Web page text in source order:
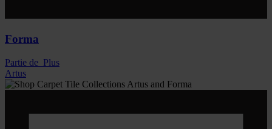
Forma
Partie de Plus
Artus